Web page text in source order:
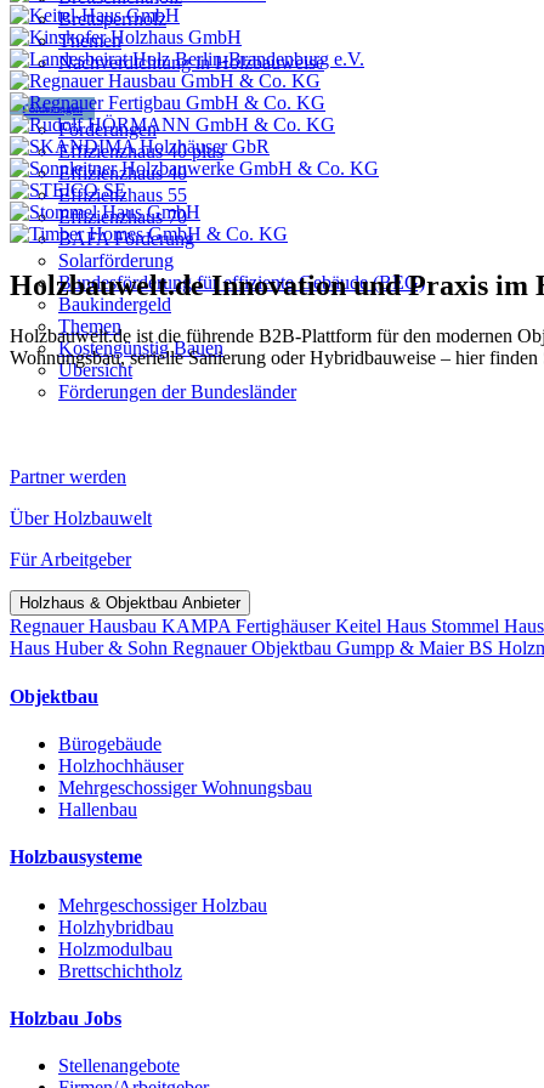
Brettsperrholz
Themen
Nachverdichtung in Holzbauweise
Förderungen
Förderungen
Effizienzhaus 40 plus
Effizienzhaus 40
Effizienzhaus 55
Effizienzhaus 70
BAFA Förderung
Solarförderung
Bundesförderung für effiziente Gebäude (BEG)
Baukindergeld
Themen
Kostengünstig Bauen
Übersicht
Förderungen der Bundesländer
Holzbauwelt.deInnovation und Praxis im
Holzbauwelt.de ist die führende B2B-Plattform für den modernen
Wohnungsbau, serielle Sanierung oder Hybridbauweise – hier finden
Partner werden
Über Holzbauwelt
Für Arbeitgeber
Holzhaus & Objektbau Anbieter
Regnauer Hausbau KAMPA FertighäuserKeitel Haus Stommel Haus
Haus Huber & Sohn Regnauer Objektbau Gumpp & MaierBS
Objektbau
Bürogebäude
Holzhochhäuser
Mehrgeschossiger Wohnungsbau
Hallenbau
Holzbausysteme
Mehrgeschossiger Holzbau
Holzhybridbau
Holzmodulbau
Brettschichtholz
Holzbau Jobs
Stellenangebote